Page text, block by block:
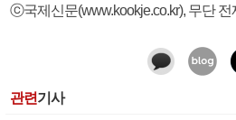
ⓒ국제신문(www.kookje.co.kr), 무단 전
관련기사